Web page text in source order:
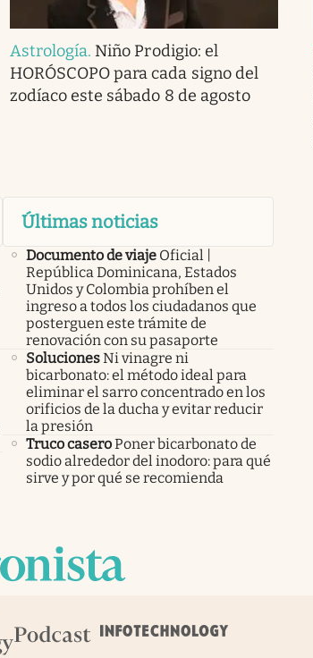
Astrología. Niño Prodigio: el
HORÓSCOPO para cada signo del
zodíaco este sábado 8 de agosto
Últimas noticias
Documento de viaje Oficial |
República Dominicana, Estados
Unidos y Colombia prohíben el
ingreso a todos los ciudadanos que
posterguen este trámite de
renovación con su pasaporte
SolucionesNi vinagre ni
bicarbonato: el método ideal para
eliminar el sarro concentrado en los
orificios de la ducha y evitar reducir
la presión
Truco caseroPoner bicarbonato de
sodio alrededor del inodoro: para qué
sirve y por qué se recomienda